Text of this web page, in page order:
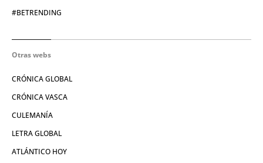
#BETRENDING
Otras webs
CRÓNICA GLOBAL
CRÓNICA VASCA
CULEMANÍA
LETRA GLOBAL
ATLÁNTICO HOY